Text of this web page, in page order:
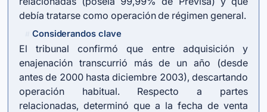
debía tratarse como operación de régimen general.
Considerandos clave
El tribunal confirmó que entre adquisición y
enajenación transcurrió más de un año (desde
antes de 2000 hasta diciembre 2003), descartando
operación habitual. Respecto a partes
relacionadas, determinó que a la fecha de venta